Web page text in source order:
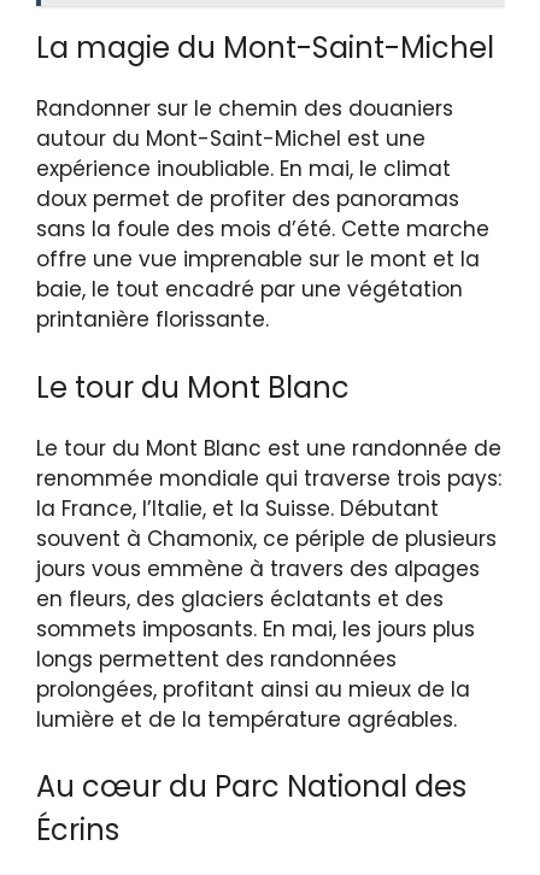
La magie du Mont-Saint-Michel
Randonner sur le chemin des douaniers
autour du Mont-Saint-Michel est une
expérience inoubliable. En mai, le climat
doux permet de profiter des panoramas
sans la foule des mois d’été. Cette marche
offre une vue imprenable sur le mont et la
baie, le tout encadré par une végétation
printanière florissante.
Le tour du Mont Blanc
Le tour du Mont Blanc est une randonnée de
renommée mondiale qui traverse trois pays:
la France, l’Italie, et la Suisse. Débutant
souvent à Chamonix, ce périple de plusieurs
jours vous emmène à travers des alpages
en fleurs, des glaciers éclatants et des
sommets imposants. En mai, les jours plus
longs permettent des randonnées
prolongées, profitant ainsi au mieux de la
lumière et de la température agréables.
Au cœur du Parc National des
Écrins